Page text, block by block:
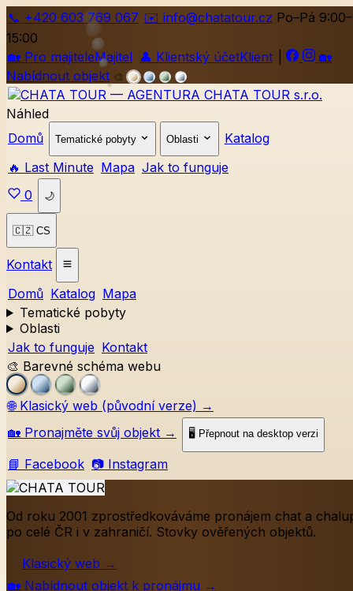
📞 +420 603 769 067 ✉️ info@chatatour.cz Po–Pá 9:00–
15:00
🏡 Pro majiteleMajitel 👤 Klientský účetKlient
🏡
Nabídnout objekt 🎨
Náhled
Domů
Tematické pobyty Oblasti
Katalog
🔥 Last Minute Mapa Jak to funguje
0
🌙
🇨🇿 CS
Kontakt
Domů Katalog Mapa
Tematické pobyty
Oblasti
Jak to funguje Kontakt
🎨 Barevné schéma webu
🌐 Klasický web (původní verze) →
🏡 Pronajměte svůj objekt → 🖥️ Přepnout na desktop verzi
📘 Facebook 📷 Instagram
Od roku 2001 zprostředkováváme pronájem chat a
po celé ČR i v zahraničí. Stovky ověřených objektů.
Klasický web →
🏡 Nabídnout objekt k pronájmu →